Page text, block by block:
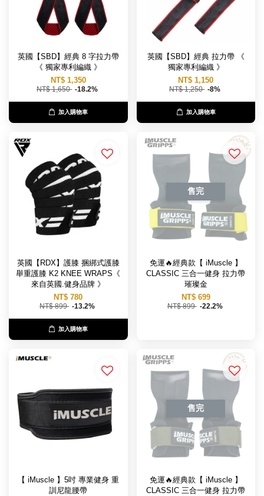
英國【SBD】經典 8 字拉力帶
《 獨家專利編織 》
NT$ 1,350
NT$ 1,650 -18.2%
加入購物車
英國【SBD】經典 拉力帶 《
獨家專利編織 》
NT$ 1,150
NT$ 1,250 -8%
加入購物車
英國【RDX】護膝 捆綁式護膝
舉重護膝 K2 KNEE WRAPS《
來自英國.健身品牌 》
NT$ 780
NT$ 899 -13.2%
加入購物車
售完
免運🔥經典款【 iMuscle 】
CLASSIC 三合一健身 拉力帶
璀璨金
NT$ 699
NT$ 899 -22.2%
【 iMuscle 】5吋 專業健身 重
訓尼龍腰帶
售完
免運🔥經典款【 iMuscle 】
CLASSIC 三合一健身 拉力帶